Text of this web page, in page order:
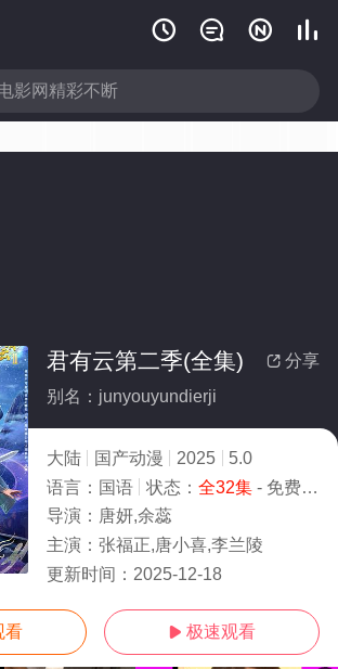
   
 分享
君有云第二季(全集)
别名：junyouyundierji
大陆 国产动漫 2025
5.0
语言： 国语 状态： 全32集- 免费在线观看
导演： 唐妍,余蕊
主演： 张福正,唐小喜,李兰陵
更新时间： 2025-12-18
看  极速观看